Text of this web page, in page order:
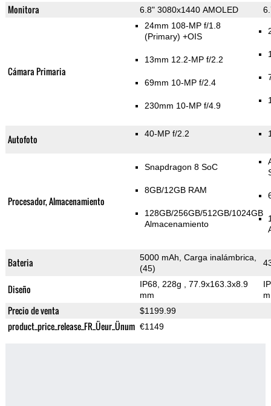
Monitora 6.8" 3080x1440 AMOLED
Cámara Primaria
24mm 108-MP f/1.8
(Primary) +OIS
13mm 12.2-MP f/2.2
69mm 10-MP f/2.4
230mm 10-MP f/4.9
Autofoto 40-MP f/2.2
Procesador, Almacenamiento
Snapdragon 8 SoC
8GB/12GB RAM
128GB/256GB/512GB/1024GB
Almacenamiento
Bateria
5000 mAh, Carga inalámbrica,
(45)
Diseño IP68, 228g
, 77.9x163.3x8.9
mm
Precio de venta $1199.99
product_price_release_FR_Üeur_Ünum €1149